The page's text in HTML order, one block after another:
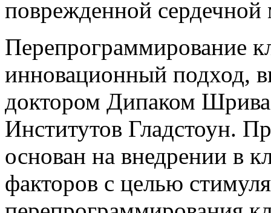
поврежденной
Перепрограммирование
инновационный подход,
доктором Дипаком
Институтов Гладстоун.
основан на внедрении в
факторов с целью